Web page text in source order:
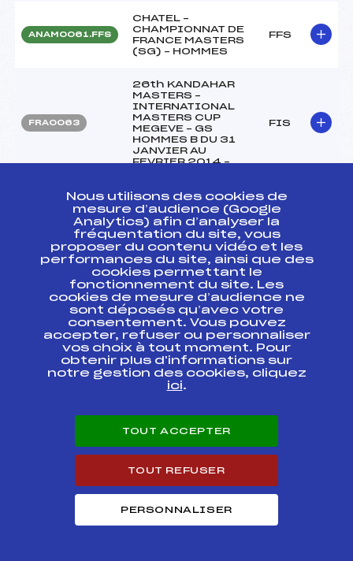
ANAM0061.FFS
CHATEL –
CHAMPIONNAT DE
FRANCE MASTERS
(SG) – HOMMES
FFS
FRA0063
26th KANDAHAR
MASTERS –
INTERNATIONAL
MASTERS CUP
MEGEVE – GS
HOMMES B DU 31
JANVIER AU
FEVRIER 2014 –
FIS
FRA0060
26th KANDAHAR
MASTERS –
INTERNATIONAL
MASTERS CUP
MEGEVE – HOMMES
B DU 31 JANVIER AU
FEVRIER 2014 –
FIS
FRA0057
26th KANDAHAR
MASTERS –
INTERNATIONAL
MASTERS CUP
MEGEVE – HOMMES
B DU 31 JANVIER AU
FEVRIER 2014 –
FIS
GP MASTERS Elite
MASTERS LOUPS
THOLLON – GP
THOLLON les
HOMMES
THOLLON – GP
Nous utilisons des cookies de
mesure d’audience (Google
Analytics) afin d’analyser la
fréquentation du site, vous
proposer du contenu vidéo et les
performances du site, ainsi que des
cookies permettant le
fonctionnement du site. Les
cookies de mesure d’audience ne
sont déposés qu’avec votre
consentement. Vous pouvez
accepter, refuser ou personnaliser
vos choix à tout moment. Pour
obtenir plus d'informations sur
notre gestion des cookies, cliquez
ici.
TOUT ACCEPTER
TOUT REFUSER
PERSONNALISER